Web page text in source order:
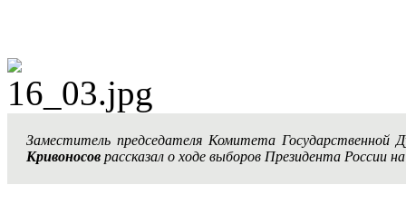
Заместитель председателя Комитета
Кривоносов рассказал о ходе выборов Президента России